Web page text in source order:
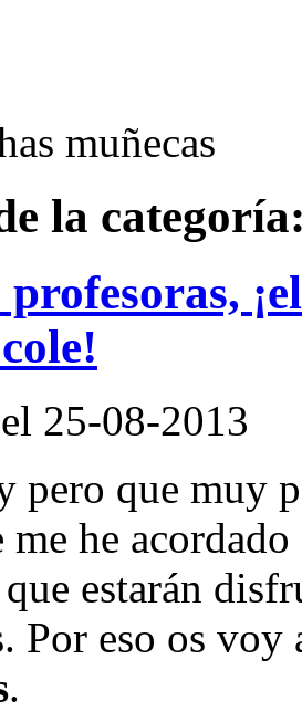
muñecas
la
25-08-2013
pero que muy
me he
estarán
Por eso os
.